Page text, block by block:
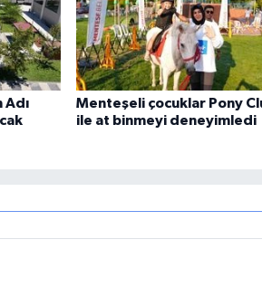
Adı
Menteşeli çocuklar Pony
ile at binmeyi deneyimledi